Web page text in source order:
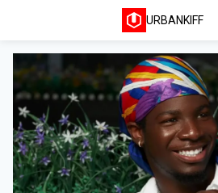
URBANKIFF